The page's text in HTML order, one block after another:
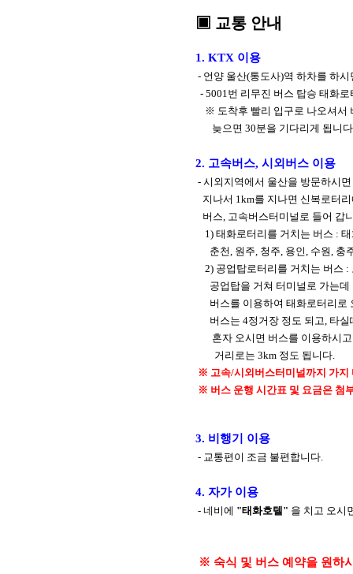
▣ 교통 안내
1. KTX 이용
- 언양 울산(통도사)역 하차를 하
- 5001번 리무진 버스 탑승 태화
※ 도착후 빨리 입구로 나오셔서
늦으면 30분을 기다리게 됩니다
2. 고속버스, 시외버스 이용
- 시외지역에서 울산을 방문하시
지나서 1km를 지나면 신복로터
버스, 고속버스터미널로 들어 갑
1) 태화로터리를 거치는 버스 :
춘천, 원주, 청주, 용인, 수원, 충
2) 공업탑로터리를 거치는 버스 :
공업탑을 거쳐 터미널로 가는데
버스를 이용하여 태화로터리로
버스는 4정거장 정도 되고, 타실
혼자 오시면 버스를 이용하시고
거리로는 3km 정도 됩니다.
※ 고속/시외버스터미널까지 가지
※ 버스 운행 시간표 및 요금은 첨
3. 비행기 이용
- 교통편이 조금 불편합니다.
4. 자가 이용
- 네비에 "태화호텔" 을 치고 오시
※ 숙식 및 버스 예약을 원하